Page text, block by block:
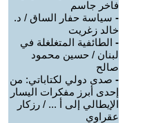
فاخر جاسم
- سياسة حفار الساق / د.
خالد زغريت
- الطائفية المتغلغلة في
لبنان / حسين محمود
صالح
- صدى دولي لكتاباتي: من
إحدى أبرز مفكرات اليسار
الإيطالي إلى أ ... / رزكار
عقراوي